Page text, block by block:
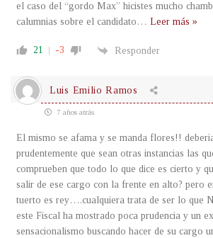
el caso del “gordo Max” hicistes mucho
calumnias sobre el candidato … Leer más »
21 -3 Responder
Luis Emilio Ramos
7 años atrás
El mismo se afama y se manda flores!!
prudentemente que sean otras instancias las
comprueben que todo lo que dice es cierto y
salir de ese cargo con la frente en alto? pero
tuerto es rey….cualquiera trata de ser lo que
este Fiscal ha mostrado poca prudencia y un
sensacionalismo buscando hacer de su cargo